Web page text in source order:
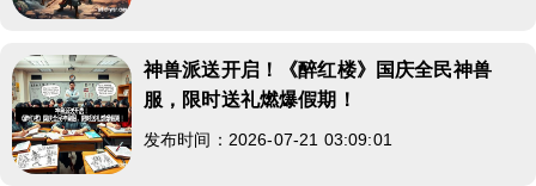
神兽派送开启！《醉红楼》国庆全民神兽
服，限时送礼燃爆假期！
发布时间：2026-07-21 03:09:01